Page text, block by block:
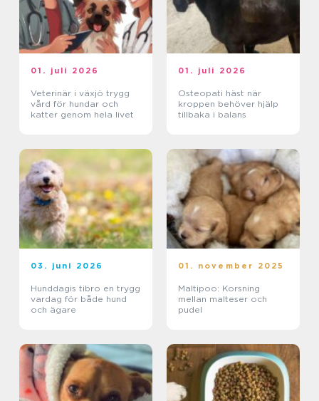
01. juli 2026
Veterinär i växjö trygg
vård för hundar och
katter genom hela livet
01. juli 2026
Osteopati häst när
kroppen behöver hjälp
tillbaka i balans
03. juni 2026
Hunddagis tibro en trygg
vardag för både hund
och ägare
01. november 2025
Maltipoo: Korsning
mellan malteser och
pudel